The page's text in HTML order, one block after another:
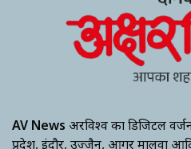
AV News अक्षरविश्व का डिजिटल
प्रदेश, इंदौर, उज्जैन, आगर मालवा